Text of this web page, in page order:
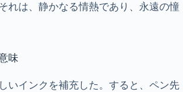
れは、静かなる情熱であり、永遠の憧
味
いインクを補充した。すると、ペン先